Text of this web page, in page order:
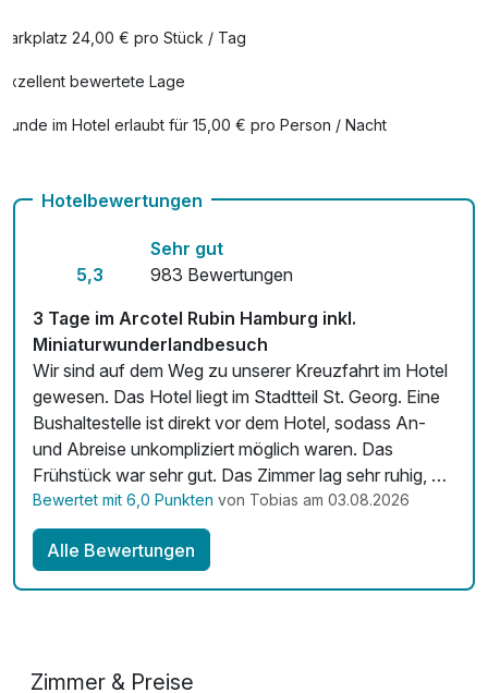
Hafenrundfahrt für 1 Stunde
Miniaturwunderland
Stadtrundfahrt in einem roten
21,00 €
pro Person (1 Stunde/n)
Parkplatz 24,00 € pro Stück / Tag
Exzellent bewertete Lage
Hunde im Hotel erlaubt für 15,00 € pro Person / Nacht
Kostenloses W-LAN
Zimmerservice verfügbar
Hotelbewertungen
5,3
Sehr gut
983 Bewertungen
3 Tage im Arcotel Rubin Hamburg inkl.
Miniaturwunderlandbesuch
Wir sind auf dem Weg zu unserer Kreuzfahrt im Hotel
gewesen. Das Hotel liegt im Stadtteil St. Georg. Eine
Bushaltestelle ist direkt vor dem Hotel, sodass An-
und Abreise unkompliziert möglich waren. Das
Frühstück war sehr gut. Das Zimmer lag sehr ruhig, da
nicht zur Straße. Das Zimmer war sauber und für ein
Stadthotel sehr groß und für drei Personen mehr als
ausreichend. Es war ein schöner Aufenthalt und aus
Bewertet mit 6,0 Punkten von Tobias am 03.08.2026
Alle Bewertungen
Zimmer & Preise